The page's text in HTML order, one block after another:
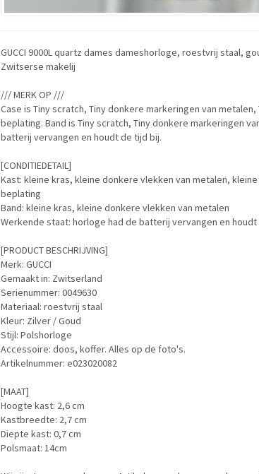
GUCCI 9000L quartz dames dameshorloge, roestvrij staal,
Zwitserse makelij
/// MERK OP ///
Case is Tiny scratch, Tiny donkere markeringen van metalen,
beplating. Band is Tiny scratch, Tiny donkere markeringen
batterij vervangen en houdt de tijd bij.
[CONDITIEDETAIL]
Kast: kleine kras, kleine donkere vlekken van metalen,
beplating
Band: kleine kras, kleine donkere vlekken van metalen
Werkende staat: horloge had de batterij vervangen en houdt
[PRODUCT BESCHRIJVING]
Merk: GUCCI
Gemaakt in: Zwitserland
Serienummer: 0049630
Materiaal: roestvrij staal
Kleur: Zilver / Goud
Stijl: Polshorloge
Accessoire: doos, koffer. Alles op de foto's.
Artikelnummer: e023020082
[MAAT]
Hoogte kast: 2,6 cm
Kastbreedte: 2,7 cm
Diepte kast: 0,7 cm
Polsmaat: 14cm